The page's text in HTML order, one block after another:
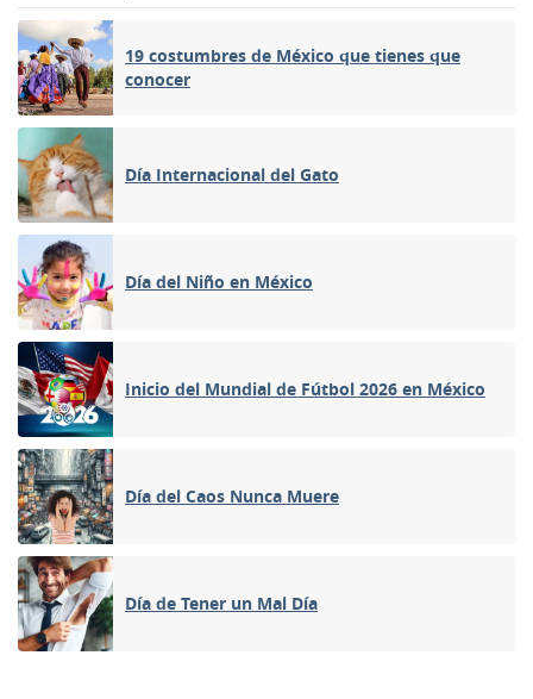
19 costumbres de México que tienes que
conocer
Día Internacional del Gato
Día del Niño en México
Inicio del Mundial de Fútbol 2026 en México
Día del Caos Nunca Muere
Día de Tener un Mal Día